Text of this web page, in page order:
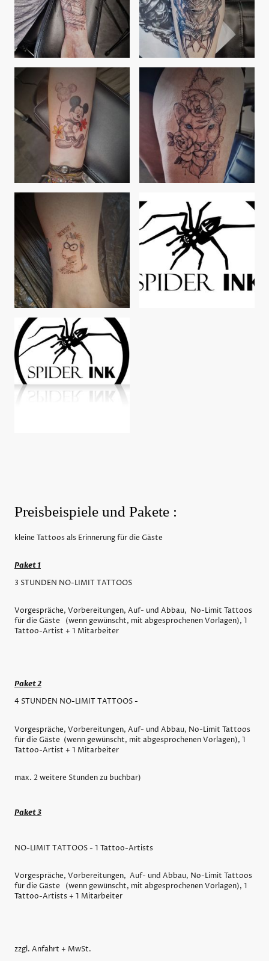
Preisbeispiele und Pakete :
kleine Tattoos als Erinnerung für die Gäste
Paket 1
3 STUNDEN NO-LIMIT TATTOOS
Vorgespräche, Vorbereitungen, Auf- und Abbau, No-Limit Tattoos
für die Gäste (wenn gewünscht, mit abgesprochenen Vorlagen), 1
Tattoo-Artist + 1 Mitarbeiter
Paket 2
4 STUNDEN NO-LIMIT TATTOOS -
Vorgespräche, Vorbereitungen, Auf- und Abbau, No-Limit Tattoos
für die Gäste (wenn gewünscht, mit abgesprochenen Vorlagen), 1
Tattoo-Artist + 1 Mitarbeiter
max. 2 weitere Stunden zu buchbar)
Paket 3
NO-LIMIT TATTOOS - 1 Tattoo-Artists
Vorgespräche, Vorbereitungen, Auf- und Abbau, No-Limit Tattoos
für die Gäste (wenn gewünscht, mit abgesprochenen Vorlagen), 1
Tattoo-Artists + 1 Mitarbeiter
zzgl. Anfahrt + MwSt.